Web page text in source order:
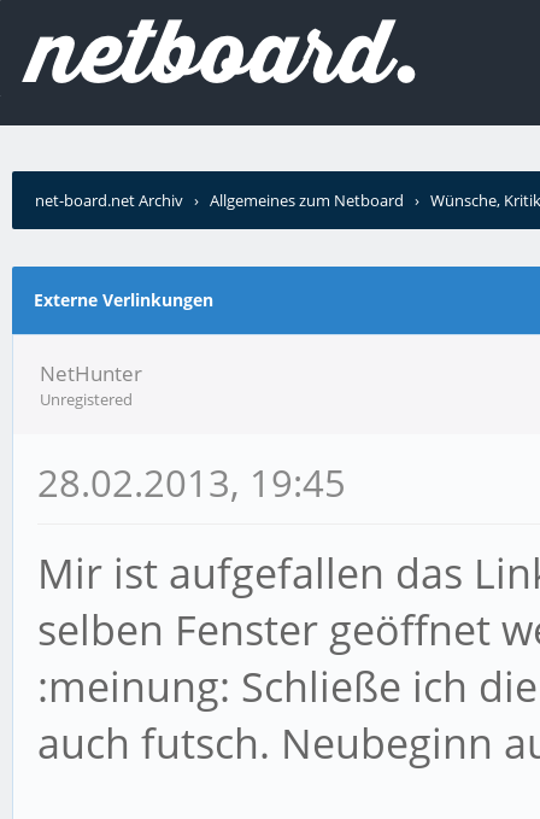
net-board.net Archiv › Allgemeines zum Netboard › Wünsche,
Externe Verlinkungen
NetHunter
Unregistered
28.02.2013, 19:45
Mir ist aufgefallen das
selben Fenster geöffnet
:meinung: Schließe ich
auch futsch. Neubeginn